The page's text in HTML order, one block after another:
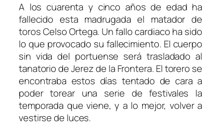
A los cuarenta y cinco años de edad ha
fallecido esta madrugada el matador de
toros Celso Ortega. Un fallo cardiaco ha sido
lo que provocado su fallecimiento. El cuerpo
sin vida del portuense será trasladado al
tanatorio de Jerez de la Frontera. El torero se
encontraba estos días tentado de cara a
poder torear una serie de festivales la
temporada que viene, y a lo mejor, volver a
vestirse de luces.